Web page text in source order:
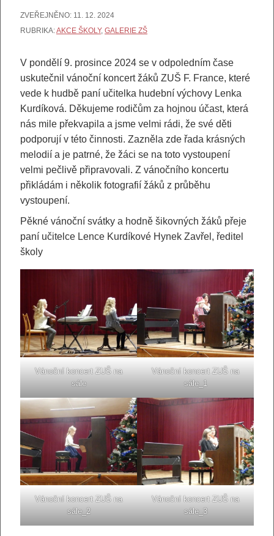
ZVEŘEJNĚNO: 11. 12. 2024
RUBRIKA:AKCE ŠKOLY, GALERIE ZŠ
V pondělí 9. prosince 2024 se v odpoledním čase
uskutečnil vánoční koncert žáků ZUŠ F. France, které
vede k hudbě paní učitelka hudební výchovy Lenka
Kurdíková. Děkujeme rodičům za hojnou účast, která
nás mile překvapila a jsme velmi rádi, že své děti
podporují v této činnosti. Zazněla zde řada krásných
melodií a je patrné, že žáci se na toto vystoupení
velmi pečlivě připravovali. Z vánočního koncertu
přikládám i několik fotografií žáků z průběhu
vystoupení.
Pěkné vánoční svátky a hodně šikovných žáků přeje
paní učitelce Lence Kurdíkové Hynek Zavřel, ředitel
školy
Vánoční koncert ZUŠ na
sále
Vánoční koncert ZUŠ na
sále_1
Vánoční koncert ZUŠ na
sále_2
Vánoční koncert ZUŠ na
sále_3